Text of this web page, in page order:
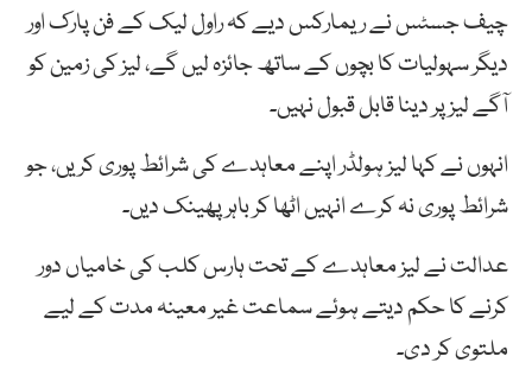
چیف جسٹس نے ریمارکس دیے کہ راول لیک کے فن پارک اور
دیگر سہولیات کا بچوں کے ساتھ جائزہ لیں گے، لیز کی زمین کو
آگے لیز پر دینا قابل قبول نہیں۔
انہوں نے کہا لیز ہولڈر اپنے معاہدے کی شرائط پوری کریں، جو
شرائط پوری نہ کرے انہیں اٹھا کر باہر پھینک دیں۔
عدالت نے لیز معاہدے کے تحت ہارس کلب کی خامیاں دور
کرنے کا حکم دیتے ہوئے سماعت غیر معینہ مدت کے لیے
ملتوی کر دی۔